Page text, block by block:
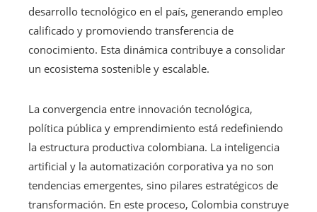
desarrollo tecnológico en el país, generando empleo
calificado y promoviendo transferencia de
conocimiento. Esta dinámica contribuye a consolidar
un ecosistema sostenible y escalable.
La convergencia entre innovación tecnológica,
política pública y emprendimiento está redefiniendo
la estructura productiva colombiana. La inteligencia
artificial y la automatización corporativa ya no son
tendencias emergentes, sino pilares estratégicos de
transformación. En este proceso, Colombia construye